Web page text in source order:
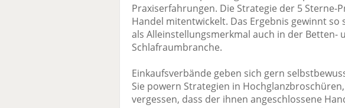
Praxiserfahrungen. Die Strategie der 5 Sterne-
Handel mitentwickelt. Das Ergebnis gewinnt so
als Alleinstellungsmerkmal auch in der Betten-
Schlafraumbranche.
Einkaufsverbände geben sich gern
Sie powern Strategien in
vergessen, dass der ihnen angeschlossene